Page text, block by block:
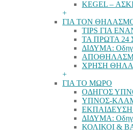
KEGEL –
+
ΓΙΑ ΤΟΝ
TIPS ΓΙΑ
ΤΑ ΠΡΩΤΑ
ΔΙΔΥΜΑ:
ΧΡΗΣΗ
+
ΓΙΑ ΤΟ ΜΩΡΟ
ΟΔΗΓΟΣ
ΥΠΝΟΣ-
ΕΚΠΑΙΔΕΥΣΗ
ΔΙΔΥΜΑ:
ΚΟΛΙΚΟΙ &